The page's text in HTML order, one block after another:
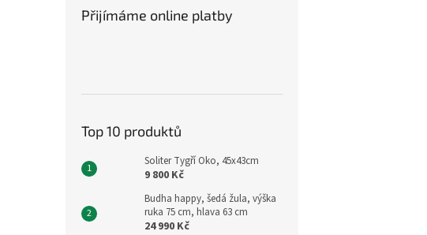
Přijímáme online platby
Top 10 produktů
Soliter Tygří Oko, 45x43cm
9 800 Kč
Budha happy, šedá žula, výška
ruka 75 cm, hlava 63 cm
24 990 Kč